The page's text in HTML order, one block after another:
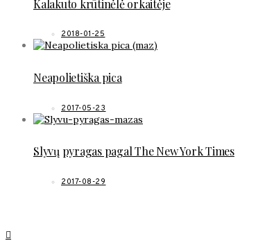
Kalakuto krūtinėlė orkaitėje
2018-01-25
Neapolietiška pica
2017-05-23
Slyvų pyragas pagal The New York Times
2017-08-29